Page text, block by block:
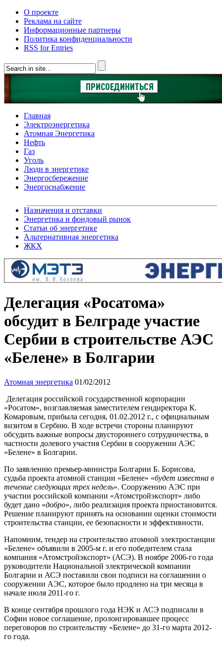
О проекте
Реклама на сайте
Информационные партнеры
Политика конфиденциальности
RSS for Entries
Главная
Электроэнергетика
Атомная Энергетика
Нефть
Газ
Уголь
Люди в энергетике
Энергосбережение
Энергоснабжение
Назначения и отставки
Энергетика и фондовый рынок
Статьи об энергетике
Альтернативная энергетика
ЖКХ
Делегация «Росатома»
обсудит в Белграде участие
Сербии в строительстве АЭС
«Белене» в Болгарии
Атомная энергетика 01/02/2012
Делегация российской государственной корпорации
«Росатом», возглавляемая заместителем гендиректора К.
Комаровым, прибыла сегодня, 01.02.2012 г., с официальным
визитом в Сербию. В ходе встречи стороны планируют
обсудить важные вопросы двустороннего сотрудничества, в
частности долевого участия Сербии в сооружении АЭС
«Белене» в Болгарии.
По заявлению премьер-министра Болгарии Б. Борисова,
судьба проекта атомной станции «Белене» «будет известна в
течение следующих трех недель». Сооружению АЭС при
участии российской компании «Атомстройэкспорт» либо
будет дано «добро», либо реализация проекта приостановится.
Решение планируют принять на основании оценки стоимости
строительства станции, ее безопасности и эффективности.
Напомним, тендер на строительство атомной электростанции
«Белене» объявили в 2005-м г. и его победителем стала
компания «Атомстройэкспорт» (АСЭ). В ноябре 2006-го года
руководители Национальной электрической компании
Болгарии и АСЭ поставили свои подписи на соглашении о
сооружении АЭС, которое было продлено на три месяца в
начале июля 2011-го г.
В конце сентября прошлого года НЭК и АСЭ подписали в
Софии новое соглашение, пролонгировавшее процесс
переговоров по строительству «Белене» до 31-го марта 2012-
го года.